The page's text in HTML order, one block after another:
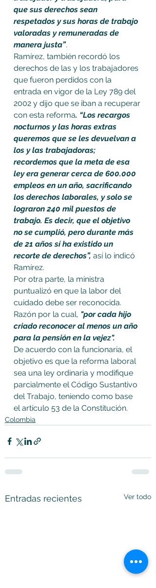
que sus derechos sean
respetados y sus horas de trabajo
valoradas y remuneradas de
manera justa”.
Ramírez, también recordó los
derechos de las y los trabajadores
que fueron perdidos con la
entrada en vigor de la Ley 789 del
2002 y dijo que se iban a recuperar
con esta reforma. “Los recargos
nocturnos y las horas extras
queremos que se les devuelvan a
los y las trabajadoras;
recordemos que la meta de esa
ley era generar cerca de 600.000
empleos en un año, sacrificando
los derechos laborales, y solo se
lograron 240 mil puestos de
trabajo. Es decir, que el objetivo
no se cumplió, pero durante más
de 21 años sí ha existido un
recorte de derechos”, así lo indicó
Ramírez.
Por otra parte, la ministra
puntualizó en que la labor del
cuidado debe ser reconocida.
Razón por la cual, "por cada hijo
criado reconocer al menos un año
para la pensión en la vejez".
De acuerdo con la funcionaria, el
objetivo es que la reforma laboral
sea una ley ordinaria y modifique
parcialmente el Código Sustantivo
del Trabajo, teniendo como base
el artículo 53 de la Constitución.
Colombia
Entradas recientes Ver todo